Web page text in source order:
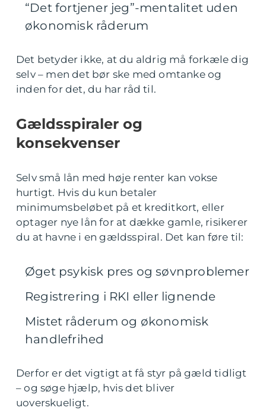
“Det fortjener jeg”-mentalitet uden
økonomisk råderum
Det betyder ikke, at du aldrig må forkæle dig
selv – men det bør ske med omtanke og
inden for det, du har råd til.
Gældsspiraler og
konsekvenser
Selv små lån med høje renter kan vokse
hurtigt. Hvis du kun betaler
minimumsbeløbet på et kreditkort, eller
optager nye lån for at dække gamle, risikerer
du at havne i en gældsspiral. Det kan føre til:
Øget psykisk pres og søvnproblemer
Registrering i RKI eller lignende
Mistet råderum og økonomisk
handlefrihed
Derfor er det vigtigt at få styr på gæld tidligt
– og søge hjælp, hvis det bliver
uoverskueligt.